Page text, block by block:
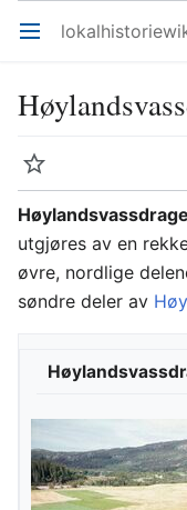
Åpne hovedmenyen
Overvåk
utgjøres av en
øvre, nordlige
søndre deler av